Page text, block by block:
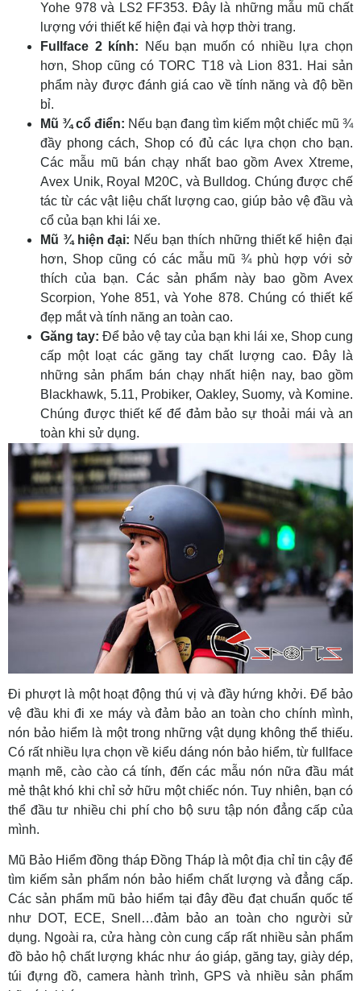
Yohe 978 và LS2 FF353. Đây là những mẫu mũ chất
lượng với thiết kế hiện đại và hợp thời trang.
Fullface 2 kính: Nếu bạn muốn có nhiều lựa chọn
hơn, Shop cũng có TORC T18 và Lion 831. Hai sản
phẩm này được đánh giá cao về tính năng và độ bền
bỉ.
Mũ ¾ cổ điển: Nếu bạn đang tìm kiếm một chiếc mũ ¾
đầy phong cách, Shop có đủ các lựa chọn cho bạn.
Các mẫu mũ bán chạy nhất bao gồm Avex Xtreme,
Avex Unik, Royal M20C, và Bulldog. Chúng được chế
tác từ các vật liệu chất lượng cao, giúp bảo vệ đầu và
cổ của bạn khi lái xe.
Mũ ¾ hiện đại: Nếu bạn thích những thiết kế hiện đại
hơn, Shop cũng có các mẫu mũ ¾ phù hợp với sở
thích của bạn. Các sản phẩm này bao gồm Avex
Scorpion, Yohe 851, và Yohe 878. Chúng có thiết kế
đẹp mắt và tính năng an toàn cao.
Găng tay: Để bảo vệ tay của bạn khi lái xe, Shop cung
cấp một loạt các găng tay chất lượng cao. Đây là
những sản phẩm bán chạy nhất hiện nay, bao gồm
Blackhawk, 5.11, Probiker, Oakley, Suomy, và Komine.
Chúng được thiết kế để đảm bảo sự thoải mái và an
toàn khi sử dụng.
Đi phượt là một hoạt động thú vị và đầy hứng khởi. Để bảo
vệ đầu khi đi xe máy và đảm bảo an toàn cho chính mình,
nón bảo hiểm là một trong những vật dụng không thể thiếu.
Có rất nhiều lựa chọn về kiểu dáng nón bảo hiểm, từ fullface
mạnh mẽ, cào cào cá tính, đến các mẫu nón nữa đầu mát
mẻ thật khó khi chỉ sở hữu một chiếc nón. Tuy nhiên, bạn có
thể đầu tư nhiều chi phí cho bộ sưu tập nón đẳng cấp của
mình.
Mũ Bảo Hiểm đồng tháp Đồng Tháp là một địa chỉ tin cậy để
tìm kiếm sản phẩm nón bảo hiểm chất lượng và đẳng cấp.
Các sản phẩm mũ bảo hiểm tại đây đều đạt chuẩn quốc tế
như DOT, ECE, Snell…đảm bảo an toàn cho người sử
dụng. Ngoài ra, cửa hàng còn cung cấp rất nhiều sản phẩm
đồ bảo hộ chất lượng khác như áo giáp, găng tay, giày dép,
túi đựng đồ, camera hành trình, GPS và nhiều sản phẩm